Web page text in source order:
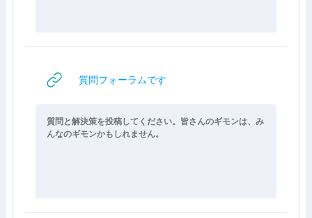
質問フォーラムです
質問と解決策を投稿してください。皆さんのギモンは、み
んなのギモンかもしれません。